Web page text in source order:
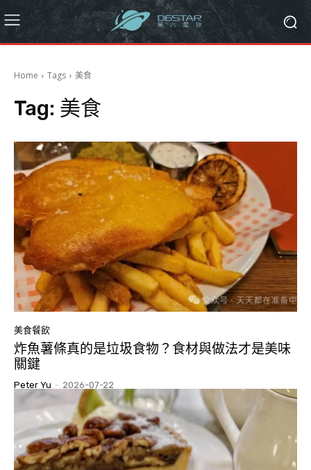
Home Tags 美食
Tag: 美食
美食餐飲
炸魚薯條真的是垃圾食物？食材與做法才是美味
關鍵
Peter Yu - 2026-07-22